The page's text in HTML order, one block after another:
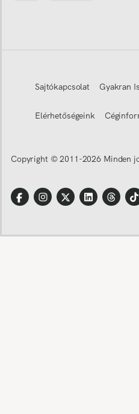
Sajtókapcsolat Gyakran
Elérhetőségeink
Copyright © 2011-2026 Minden